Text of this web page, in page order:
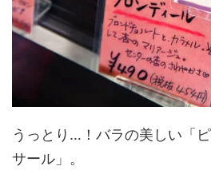
うっとり…！バラの美しい「
サール」。